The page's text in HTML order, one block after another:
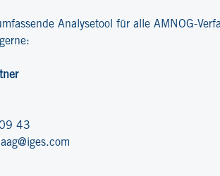
Analysetool für alle AMNOG-
43